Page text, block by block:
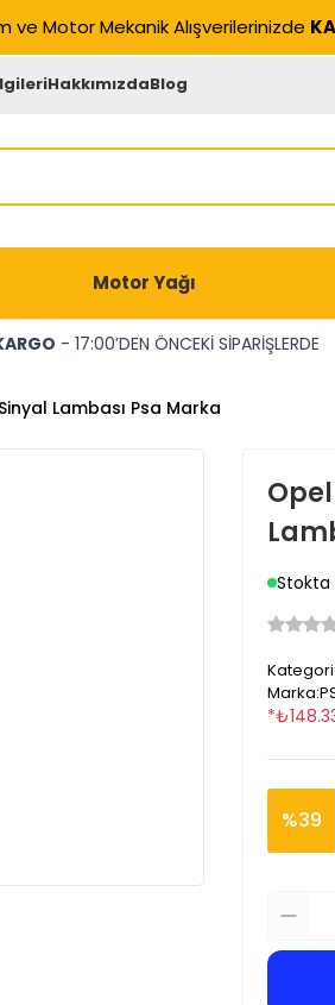
ve Motor Mekanik Alışverilerinizde
HakkımızdaBlog
Motor Yağı
- 17:00’DEN ÖNCEKİ SİPARİŞLERDE
Lambası Psa Marka
Stokta
Kategori
Marka:
*₺
%39